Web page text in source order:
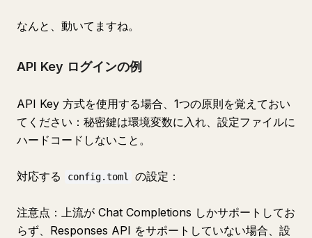
なんと、動いてますね。
API Key ログインの例
API Key 方式を使用する場合、1つの原則を覚えておい
てください：秘密鍵は環境変数に入れ、設定ファイルに
ハードコードしないこと。
対応する config.toml の設定：
注意点：上流が Chat Completions しかサポートしてお
らず、Responses API をサポートしていない場合、設